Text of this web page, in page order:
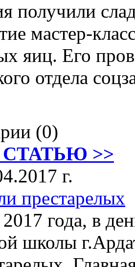
получили
мастер-
яиц. Его
отдела
(0)
>>
г.
престарелых
2017 года, в
школы